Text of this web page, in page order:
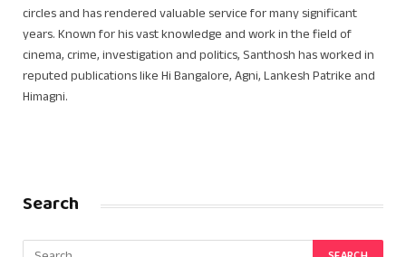
circles and has rendered valuable service for many significant
years. Known for his vast knowledge and work in the field of
cinema, crime, investigation and politics, Santhosh has worked in
reputed publications like Hi Bangalore, Agni, Lankesh Patrike and
Himagni.
Search